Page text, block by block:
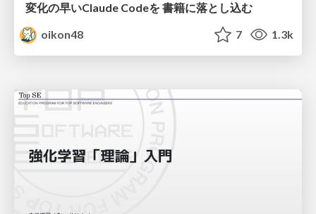
変化の早いClaude Codeを 書籍に落とし込む
oikon48
7 1.3k